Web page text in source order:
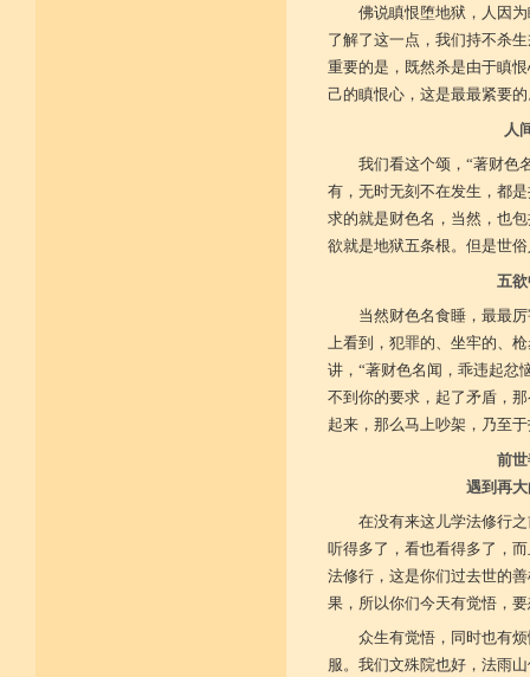
佛说瞋恨堕地狱，人因
了解了这一点，我们持不杀
重要的是，既然杀是由于瞋
己的瞋恨心，这是最最紧要的
人
我们看这个颂，“著财色
有，无时无刻不在发生，都
求的就是财色名，当然，也
欲就是地狱五条根。但是世
五
当然财色名食睡，最最
上看到，犯罪的、坐牢的、
讲，“著财色名闻，乖违起忿
不到你的要求，起了矛盾，
起来，那么马上吵架，乃至
前
遇到再
在没有来这儿学法修行
听得多了，看也看得多了，
法修行，这是你们过去世的
果，所以你们今天有觉悟，
众生有觉悟，同时也有
服。我们文殊院也好，法雨